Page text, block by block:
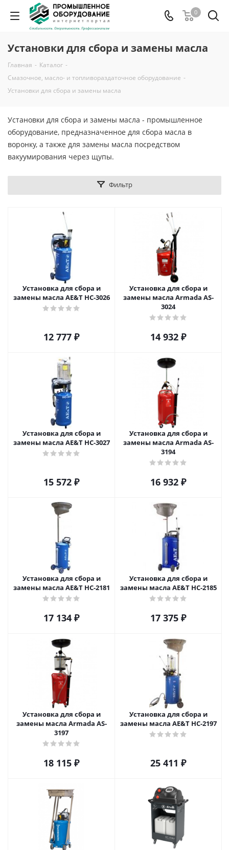
0
Установки для сбора и замены масла
Главная - Каталог -
Смазочное, масло- и топливораздаточное оборудование -
Установки для сбора и замены масла
Установки для сбора и замены масла - промышленное
оборудование, предназначенное для сбора масла в
воронку, а также для замены масла посредством
вакуумирования через щупы.
Фильтр
Установка для сбора и
замены масла AE&T HC-3026
12 777 ₽
Установка для сбора и
замены масла Armada AS-
3024
14 932 ₽
Установка для сбора и
замены масла AE&T HC-3027
15 572 ₽
Установка для сбора и
замены масла Armada АS-
3194
16 932 ₽
Установка для сбора и
замены масла AE&T HC-2181
17 134 ₽
Установка для сбора и
замены масла AE&T HC-2185
17 375 ₽
Установка для сбора и
замены масла Armada АS-
3197
18 115 ₽
Установка для сбора и
замены масла AE&T HC-2197
25 411 ₽